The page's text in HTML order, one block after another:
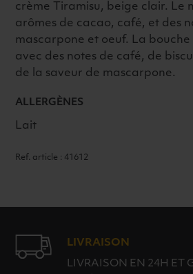
crème Tiramisu, beige clair. Le
arômes de cacao, café, et des
mascarpone et oeuf. La
avec des notes de café, de
de la saveur de mascarpone.
ALLERGÈNES
Lait
Ref. article : 41612
LIVRAISON
LIVRAISON EN 24H ET